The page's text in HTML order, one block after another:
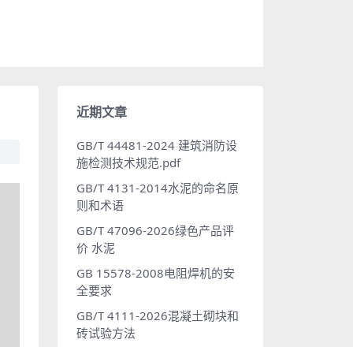
近期文章
GB/T 44481-2024 建筑消防设
施检测技术规范.pdf
GB/T 4131-2014水泥的命名原
则和术语
GB/T 47096-2026绿色产品评
价 水泥
GB 15578-2008电阻焊机的安
全要求
GB/T 4111-2026混凝土砌块和
砖试验方法